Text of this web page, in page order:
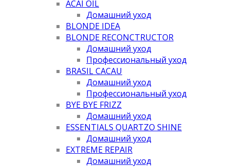
ACAI OIL
Домашний уход
BLONDE IDEA
BLONDE RECONCTRUCTOR
Домашний уход
Профессиональный уход
BRASIL CACAU
Домашний уход
Профессиональный уход
BYE BYE FRIZZ
Домашний уход
ESSENTIALS QUARTZO SHINE
Домашний уход
EXTREME REPAIR
Домашний уход